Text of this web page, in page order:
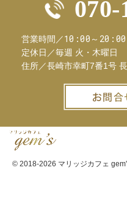
070-
営業時間／10:00～20:00
定休日／毎週 火・木曜日
住所／長崎市幸町7番1号
© 2018-2026 マリッジカフェ